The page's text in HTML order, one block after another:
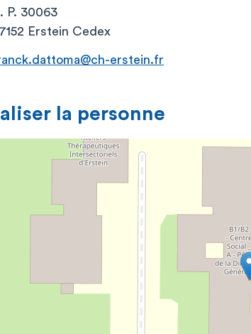
P. 30063
Erstein Cedex
erstein.fr
la personne